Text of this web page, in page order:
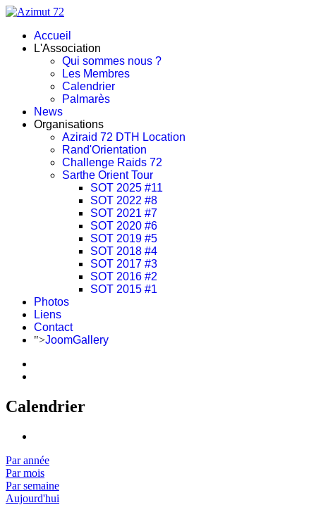
Accueil
L'Association
Qui sommes nous ?
Les Membres
Calendrier
Palmarès
News
Organisations
Aziraid 72 DTH Location
Rand'Orientation
Challenge Raids 72
Sarthe Orient Tour
SOT 2025 #11
SOT 2022 #8
SOT 2021 #7
SOT 2020 #6
SOT 2019 #5
SOT 2018 #4
SOT 2017 #3
SOT 2016 #2
SOT 2015 #1
Photos
Liens
Contact
">JoomGallery
Calendrier
Par année
Par mois
Par semaine
Aujourd'hui